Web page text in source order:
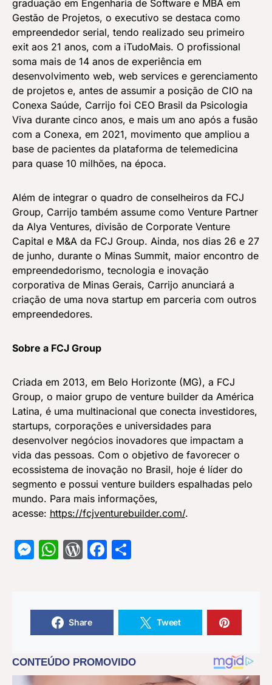
graduação em Engenharia de Software e MBA em
Gestão de Projetos, o executivo se destaca como
empreendedor serial, tendo realizado seu primeiro
exit aos 21 anos, com a iTudoMais. O profissional
soma mais de 14 anos de experiência em
desenvolvimento web, web services e gerenciamento
de projetos e, antes de assumir a posição de CIO na
Conexa Saúde, Carrijo foi CEO Brasil da Psicologia
Viva durante cinco anos, e mais um ano após a fusão
com a Conexa, em 2021, movimento que ampliou a
base de pacientes da plataforma de telemedicina
para quase 10 milhões, na época.
Além de integrar o quadro de conselheiros da FCJ
Group, Carrijo também assume como Venture Partner
da Alya Ventures, divisão de Corporate Venture
Capital e M&A da FCJ Group. Ainda, nos dias 26 e 27
de junho, durante o Minas Summit, maior encontro de
empreendedorismo, tecnologia e inovação
corporativa de Minas Gerais, Carrijo anunciará a
criação de uma nova startup em parceria com outros
empreendedores.
Sobre a FCJ Group
Criada em 2013, em Belo Horizonte (MG), a FCJ
Group, o maior grupo de venture builder da América
Latina, é uma multinacional que conecta investidores,
startups, corporações e universidades para
desenvolver negócios inovadores que impactam a
vida das pessoas. Com o objetivo de favorecer o
ecossistema de inovação no Brasil, hoje é líder do
segmento e possui venture builders espalhadas pelo
mundo. Para mais informações,
acesse: https://fcjventurebuilder.com/.
Messenger
WhatsApp
WordPress
Facebook
Share Tweet